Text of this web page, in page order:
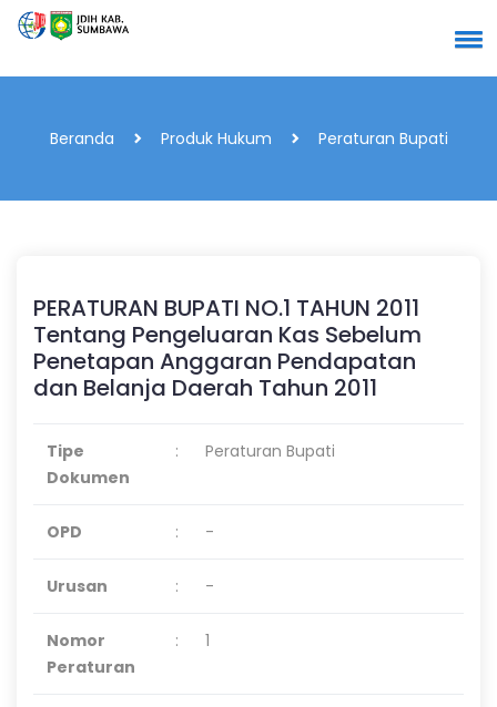
Beranda Produk Hukum Peraturan Bupati
PERATURAN BUPATI NO.1 TAHUN 2011
Tentang Pengeluaran Kas Sebelum
Penetapan Anggaran Pendapatan
dan Belanja Daerah Tahun 2011
Tipe
Dokumen
: Peraturan Bupati
OPD : -
Urusan : -
Nomor
Peraturan
: 1